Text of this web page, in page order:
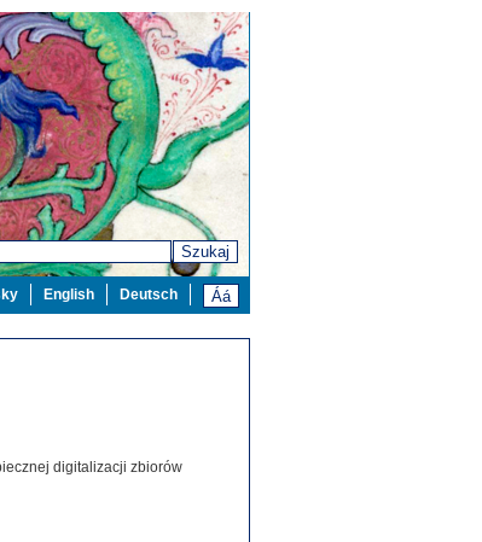
Szukaj
Deutsch
English
digitalizacji zbiorów